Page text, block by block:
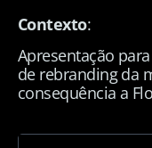
Contexto:
Apresentação
de rebranding da
consequência a